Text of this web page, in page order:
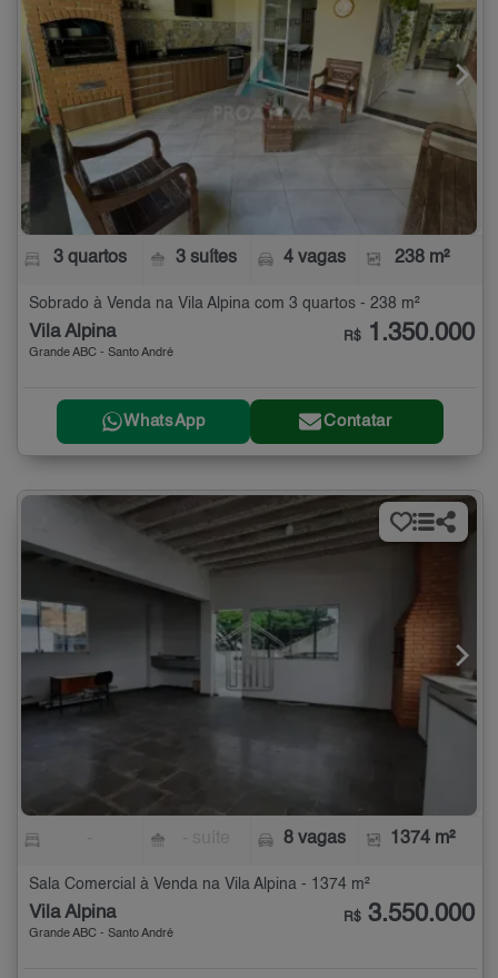
3 quartos 3 suítes 4 vagas 238 m²
Sobrado à Venda na Vila Alpina com 3 quartos - 238 m²
Vila Alpina
Grande ABC - Santo André
R$ 1.350.000
WhatsApp Contatar
8 vagas 1374 m²
Sala Comercial à Venda na Vila Alpina - 1374 m²
Vila Alpina
Grande ABC - Santo André
R$ 3.550.000